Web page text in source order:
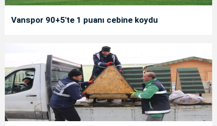
Vanspor 90+5'te 1 puanı cebine koydu